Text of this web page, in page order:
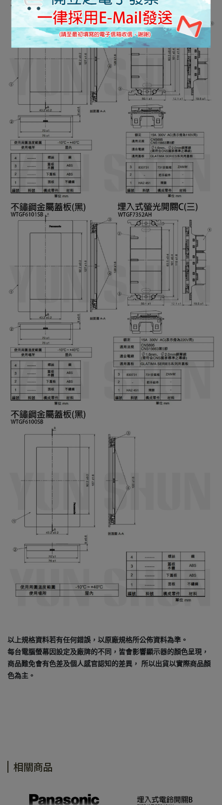
以上規格資料若有任何錯誤，以原廠規格所公佈資料為準。
每台電腦螢幕因設定及廠牌的不同，皆會影響顯示器的顏色呈現，
商品難免會有色差及個人感官認知的差異， 所以出貨以實際商品顏
色為主。
相關商品